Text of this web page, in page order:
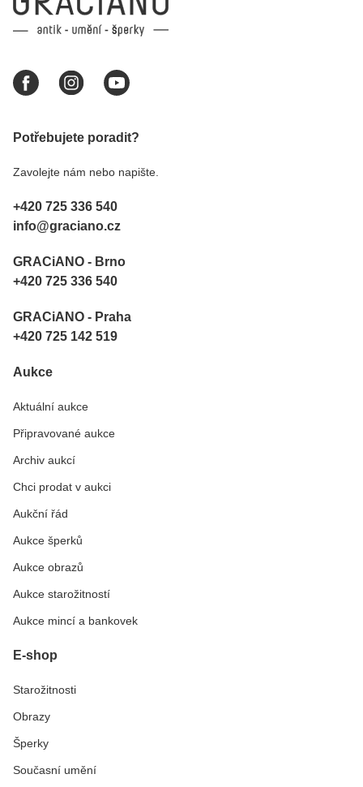
Potřebujete poradit?
Zavolejte nám nebo napište.
+420 725 336 540
info@graciano.cz
GRACiANO - Brno
+420 725 336 540
GRACiANO - Praha
+420 725 142 519
Aukce
Aktuální aukce
Připravované aukce
Archiv aukcí
Chci prodat v aukci
Aukční řád
Aukce šperků
Aukce obrazů
Aukce starožitností
Aukce mincí a bankovek
E-shop
Starožitnosti
Obrazy
Šperky
Současní umění